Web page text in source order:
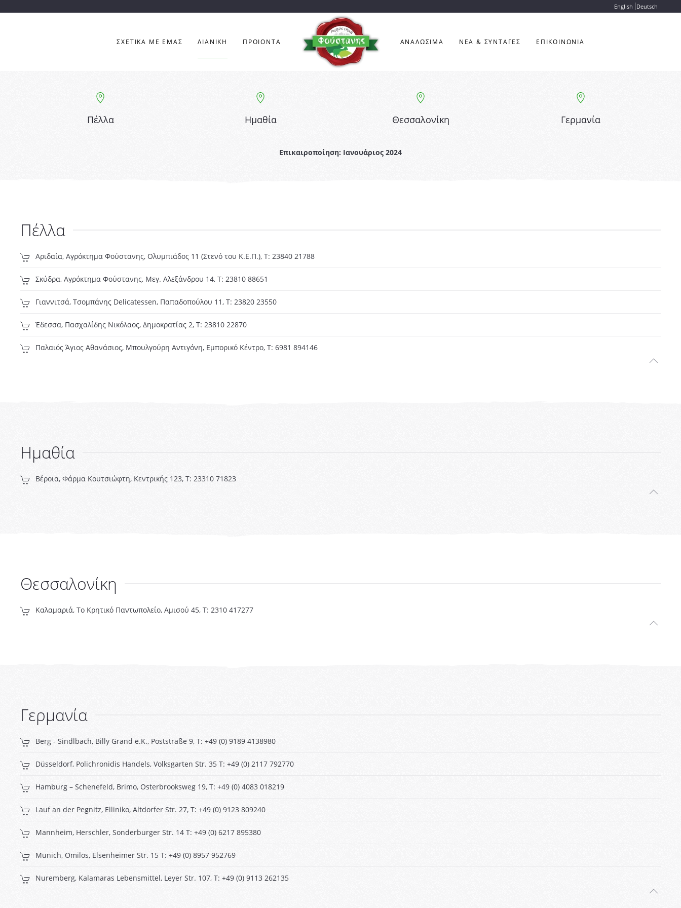
English Deutsch
ΣΧΕΤΙΚΑ ΜΕ ΕΜΑΣ ΛΙΑΝΙΚΗ ΠΡΟΙΟΝΤΑ ΑΝΑΛΩΣΙΜΑ ΝΕΑ & ΣΥΝΤΑΓΕΣ ΕΠΙΚΟΙΝΩΝΙΑ
Πέλλα Ημαθία Θεσσαλονίκη Γερμανία
Επικαιροποίηση: Ιανουάριος 2024
Πέλλα
Αριδαία, Αγρόκτημα Φούστανης, Ολυμπιάδος 11 (Στενό του Κ.Ε.Π.), Τ: 23840 21788
Σκύδρα, Αγρόκτημα Φούστανης, Μεγ. Αλεξάνδρου 14, Τ: 23810 88651
Γιαννιτσά, Τσομπάνης Delicatessen, Παπαδοπούλου 11, T: 23820 23550
Έδεσσα, Πασχαλίδης Νικόλαος, Δημοκρατίας 2, T: 23810 22870
Παλαιός Άγιος Αθανάσιος, Μπουλγούρη Αντιγόνη, Εμπορικό Κέντρο, Τ: 6981 894146
Ημαθία
Βέροια, Φάρμα Κουτσιώφτη, Κεντρικής 123, T: 23310 71823
Θεσσαλονίκη
Καλαμαριά, Το Κρητικό Παντωπολείο, Αμισού 45, Τ: 2310 417277
Γερμανία
Berg - Sindlbach, Billy Grand e.K., Poststraße 9, T: +49 (0) 9189 4138980
Düsseldorf, Polichronidis Handels, Volksgarten Str. 35 T: +49 (0) 2117 792770
Hamburg – Schenefeld, Brimo, Osterbrooksweg 19, T: +49 (0) 4083 018219
Lauf an der Pegnitz, Elliniko, Altdorfer Str. 27, T: +49 (0) 9123 809240
Mannheim, Herschler, Sonderburger Str. 14 T: +49 (0) 6217 895380
Munich, Omilos, Elsenheimer Str. 15 T: +49 (0) 8957 952769
Nuremberg, Kalamaras Lebensmittel, Leyer Str. 107, T: +49 (0) 9113 262135